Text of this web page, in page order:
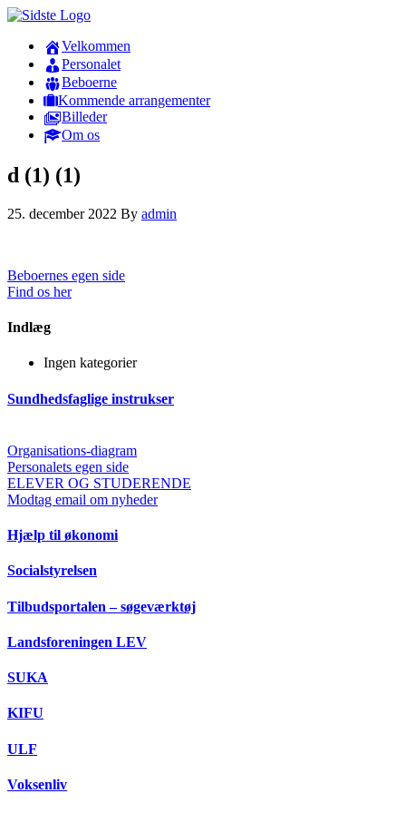
Velkommen
Personalet
Beboerne
Kommende arrangementer
Billeder
Om os
d (1) (1)
25. december 2022 By admin
Beboernes egen side
Find os her
Indlæg
Ingen kategorier
Sundhedsfaglige instrukser
Organisations-diagram
Personalets egen side
ELEVER OG STUDERENDE
Modtag email om nyheder
Hjælp til økonomi
Socialstyrelsen
Tilbudsportalen – søgeværktøj
Landsforeningen LEV
SUKA
KIFU
ULF
Voksenliv